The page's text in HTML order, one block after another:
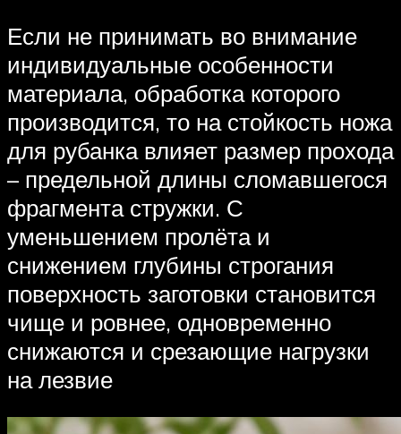
Если не принимать во внимание
индивидуальные особенности
материала, обработка которого
производится, то на стойкость ножа
для рубанка влияет размер прохода
– предельной длины сломавшегося
фрагмента стружки. С
уменьшением пролёта и
снижением глубины строгания
поверхность заготовки становится
чище и ровнее, одновременно
снижаются и срезающие нагрузки
на лезвие